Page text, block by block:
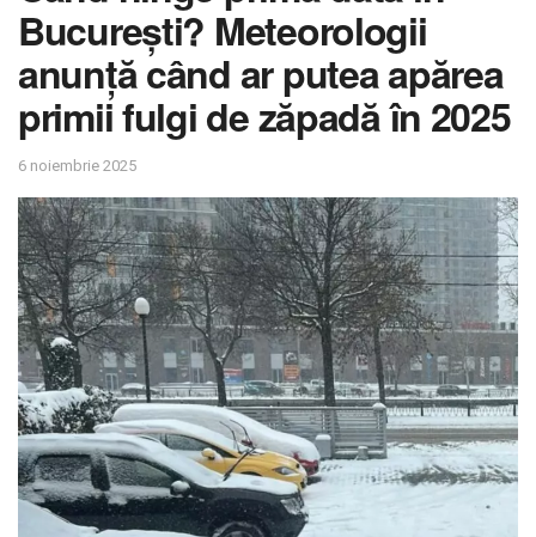
București? Meteorologii
anunță când ar putea apărea
primii fulgi de zăpadă în 2025
6 noiembrie 2025